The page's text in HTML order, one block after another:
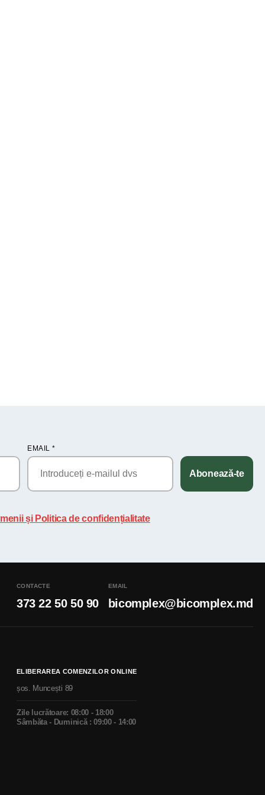
EMAIL*
Abonează-te
și Politica de confidențialitate
CONTACTE
373 22 50 50 90
EMAIL
bicomplex@bicomplex.md
ELIBERAREA COMENZILOR ONLINE
șos. Muncești 89
Zile lucrătoare: 08:00 - 18:00
Sâmbăta - Duminică : 09:00 - 14:00